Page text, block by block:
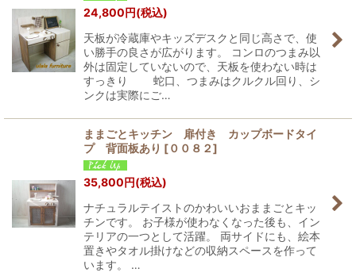
24,800円(税込)
天板が冷蔵庫やキッズデスクと同じ高さで、使
い勝手の良さが広がります。 コンロのつまみ以
外は固定していないので、天板を使わない時は
すっきり 蛇口、つまみはクルクル回り、シ
ンクは実際にご…
ままごとキッチン 扉付き カップボードタイ
プ 背面板あり [００８２]
35,800円(税込)
ナチュラルテイストのかわいいおままごとキッ
チンです。 お子様が使わなくなった後も、イン
テリアの一つとして活躍。 両サイドにも、絵本
置きやタオル掛けなどの収納スペースを作って
います。 …